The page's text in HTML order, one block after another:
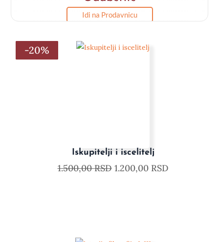
Idi na Prodavnicu
-20%
Iskupitelji i iscelitelj
1.500,00RSD 1.200,00 RSD
-20%
-20%
-20%
-20%
-20%